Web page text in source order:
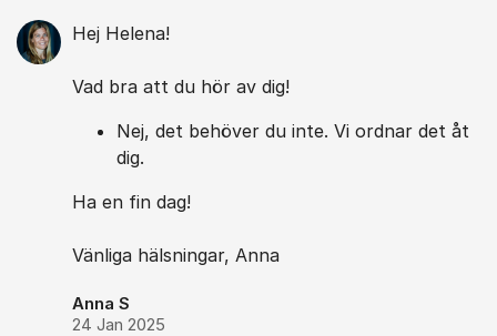
Hej Helena!
Vad bra att du hör av dig!
Nej, det behöver du inte. Vi ordnar det åt
dig.
Ha en fin dag!
Vänliga hälsningar, Anna
Anna S
24 Jan 2025